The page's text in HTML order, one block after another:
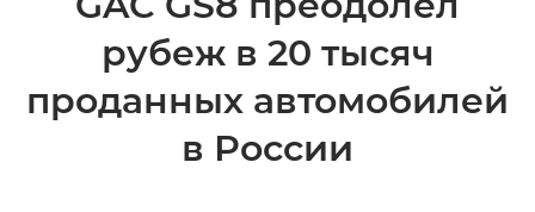
рубеж в 20 тысяч
проданных автомобилей
в России